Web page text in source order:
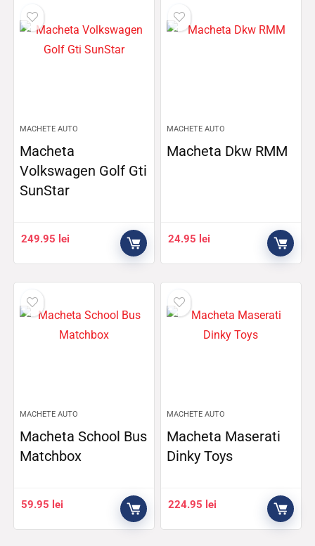
MACHETE AUTO
Macheta
Volkswagen Golf Gti
SunStar
249.95 lei
MACHETE AUTO
Macheta Dkw RMM
24.95 lei
MACHETE AUTO
Macheta School Bus
Matchbox
59.95 lei
MACHETE AUTO
Macheta Maserati
Dinky Toys
224.95 lei